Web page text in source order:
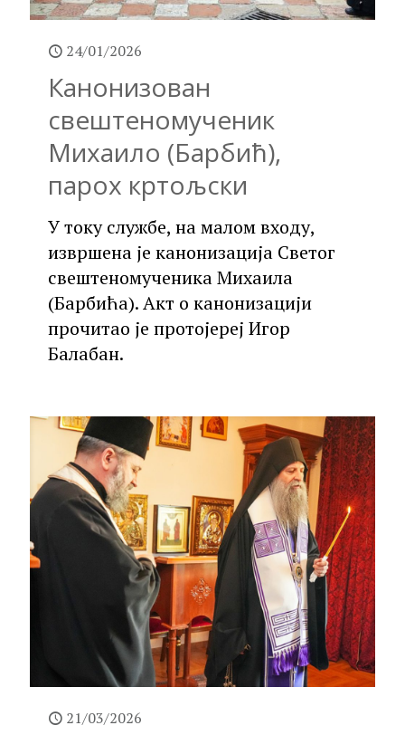
24/01/2026
Канонизован
свештеномученик
Михаило (Барбић),
парох кртољски
У току службе, на малом входу,
извршена је канонизација Светог
свештеномученика Михаила
(Барбића). Акт о канонизацији
прочитао је протојереј Игор
Балабан.
21/03/2026